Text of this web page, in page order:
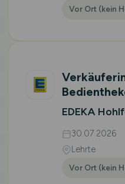
Vor Ort (kein
EDEKA
30.07.2026
Lehrte
Vor Ort (kein